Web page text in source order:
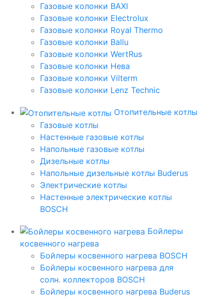
Газовые колонки BAXI
Газовые колонки Electrolux
Газовые колонки Royal Thermo
Газовые колонки Ballu
Газовые колонки WertRus
Газовые колонки Нева
Газовые колонки Vilterm
Газовые колонки Lenz Technic
Отопительные котлы
Газовые котлы
Настенные газовые котлы
Напольные газовые котлы
Дизельные котлы
Напольные дизельные котлы Buderus
Электрические котлы
Настенные электрические котлы
BOSCH
Бойлеры
косвенного нагрева
Бойлеры косвенного нагрева BOSCH
Бойлеры косвенного нагрева для
солн. коллекторов BOSCH
Бойлеры косвенного нагрева Buderus